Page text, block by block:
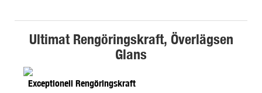
Ultimat Rengöringskraft, Överlägsen
Glans
Exceptionell Rengöringskraft